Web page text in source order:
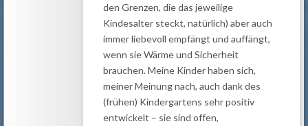
den Grenzen, die das jeweilige
Kindesalter steckt, natürlich) aber auch
immer liebevoll empfängt und auffängt,
wenn sie Wärme und Sicherheit
brauchen. Meine Kinder haben sich,
meiner Meinung nach, auch dank des
(frühen) Kindergartens sehr positiv
entwickelt – sie sind offen,